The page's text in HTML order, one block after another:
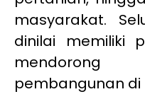
masyarakat.
dinilai memiliki
pembangunan di